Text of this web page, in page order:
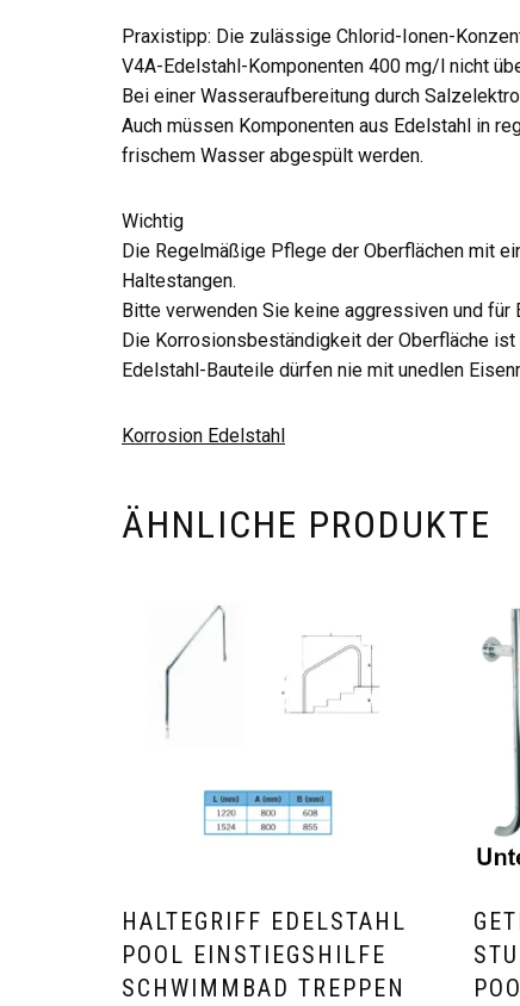
Praxistipp: Die zulässige Chlorid-Ionen-
V4A-Edelstahl-Komponenten 400 mg/l nicht
Bei einer Wasseraufbereitung durch
Auch müssen Komponenten aus Edelstahl in
frischem Wasser abgespült werden.
Wichtig
Die Regelmäßige Pflege der Oberflächen mit
Haltestangen.
Bitte verwenden Sie keine aggressiven und
Die Korrosionsbeständigkeit der Oberfläche
Edelstahl-Bauteile dürfen nie mit unedlen
Korrosion Edelstahl
ÄHNLICHE PRODUKTE
HALTEGRIFF EDELSTAHL
POOL EINSTIEGSHILFE
SCHWIMMBAD TREPPEN